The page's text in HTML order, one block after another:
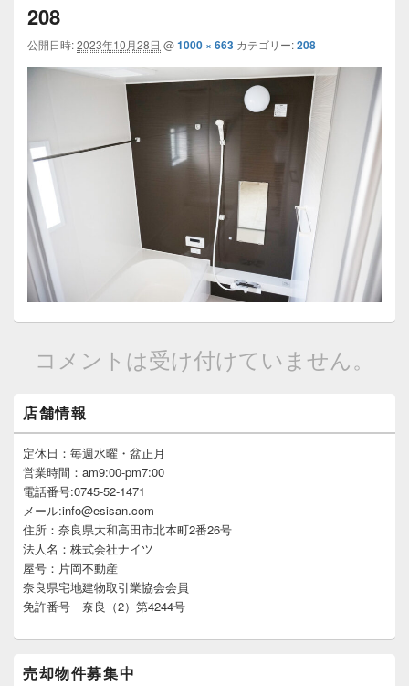
ビ
ゲ
ー
シ
ョ
ン
208
公開日時:2023年10月28日 @1000 × 663 カテゴリー:208
コメントは受け付けていません。
イ
ン
サ
イ
ー
ウ
ィ
ェ
ッ
ト
店舗情報
定休日：毎週水曜・盆正月
営業時間：am9:00-pm7:00
電話番号:0745-52-1471
メール:info@esisan.com
住所：奈良県大和高田市北本町2番26号
法人名：株式会社ナイツ
屋号：片岡不動産
奈良県宅地建物取引業協会会員
免許番号 奈良（2）第4244号
売却物件募集中